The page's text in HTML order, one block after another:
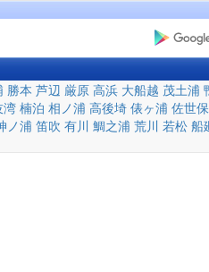
勝本 芦辺 厳原 高浜 大船越 茂土浦
湾 楠泊 相ノ浦 高後埼 俵ヶ浦 佐世保
ノ浦 笛吹 有川 鯛之浦 荒川 若松 船